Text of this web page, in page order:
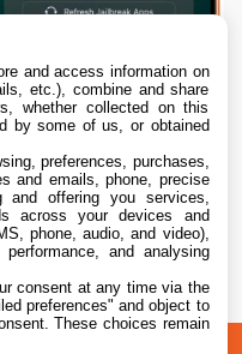
iOS 26 sur
and access information on
etc.), combine and share
whether collected on this
by some of us, or obtained
preferences, purchases,
and emails, phone, precise
and offering you services,
across your devices and
phone, audio, and video),
and analysing
consent at any time via the
preferences" and object to
These choices remain